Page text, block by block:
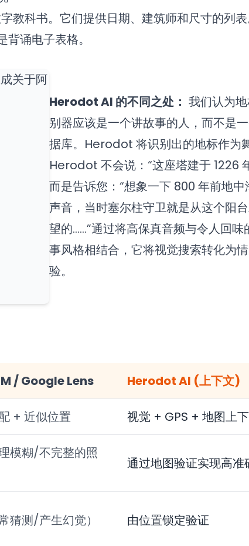
教科书。它们提供日期、建筑师和尺寸的列
诵电子表格。
Herodot AI 的不同之处： 我们认为
别器应该是一个讲故事的人，而不是
据库。Herodot 将识别出的地标作为舞
Herodot 不会说：“这座塔建于 1226
而是告诉您：“想象一下 800 年前地中
声音，当时塞尔柱守卫就是从这个阳
望的……”通过将高保真音频与令人回味
事风格相结合，它将视觉搜索转化为
验。
/ Google Lens Herodot AI (上下文)
+ 近似位置 视觉 + GPS + 地图上
模糊/不完整的照
通过地图验证实现高准
猜测/产生幻觉） 由位置锁定验证